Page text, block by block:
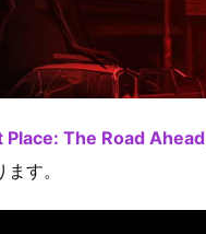
Place: The Road Ahead
す。